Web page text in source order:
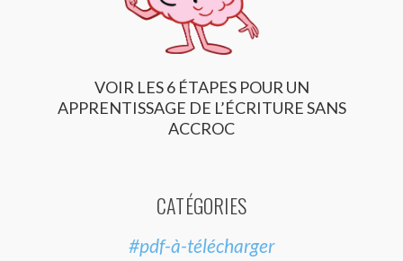
VOIR LES 6 ÉTAPES POUR UN
APPRENTISSAGE DE L’ÉCRITURE SANS
ACCROC
CATÉGORIES
#pdf-à-télécharger